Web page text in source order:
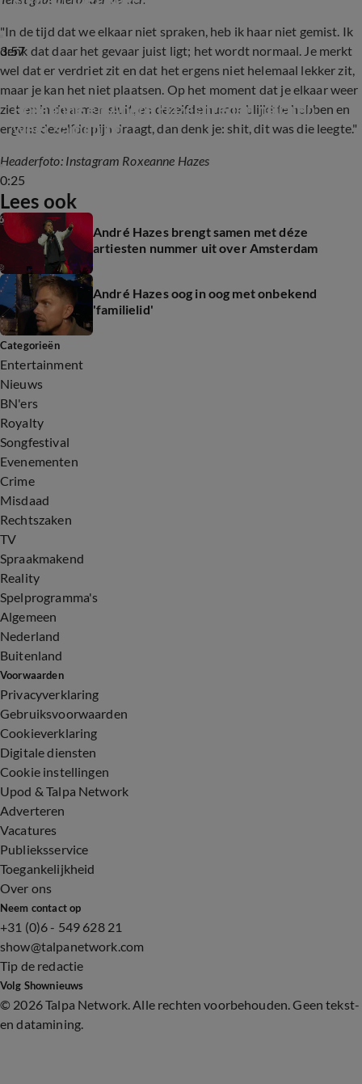
3:57
"In de tijd dat we elkaar niet spraken, heb ik haar niet gemist. Ik
denk dat daar het gevaar juist ligt; het wordt normaal. Je merkt
wel dat er verdriet zit en dat het ergens niet helemaal lekker zit,
maar je kan het niet plaatsen. Op het moment dat je elkaar weer
ziet en in de armen sluit, en dezelfde humor blijkt te hebben en
ergens dezelfde pijn draagt, dan denk je: shit, dit was die leegte."
0:25
Roxeanne en André Hazes treden na jaren
weer samen op
Headerfoto: Instagram Roxeanne Hazes
Lees ook
André Hazes brengt samen met déze
artiesten nummer uit over Amsterdam
André Hazes oog in oog met onbekend
'familielid'
Categorieën
Entertainment
Nieuws
BN'ers
Royalty
Songfestival
Evenementen
Crime
Misdaad
Rechtszaken
TV
Spraakmakend
Reality
Spelprogramma's
Algemeen
Nederland
Buitenland
Voorwaarden
Privacyverklaring
Gebruiksvoorwaarden
Cookieverklaring
Digitale diensten
Cookie instellingen
Upod & Talpa Network
Adverteren
Vacatures
Publieksservice
Toegankelijkheid
Over ons
Neem contact op
+31 (0)6 - 549 628 21
show@talpanetwork.com
Tip de redactie
Volg Shownieuws
© 2026 Talpa Network. Alle rechten voorbehouden. Geen tekst-
en datamining.